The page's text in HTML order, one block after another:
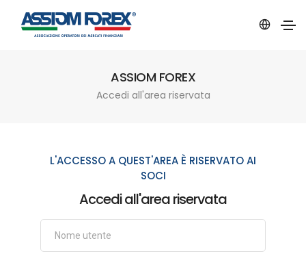
ASSIOM FOREX
Accedi all'area riservata
L'ACCESSO A QUEST'AREA È RISERVATO AI
SOCI
Accedi all'area riservata